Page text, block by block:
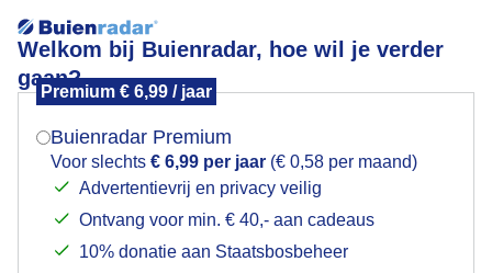
Welkom bij Buienradar, hoe wil je verder
gaan?
Premium € 6,99 / jaar
Buienradar Premium
Voor slechts € 6,99 per jaar (€ 0,58 per maand)
Advertentievrij en privacy veilig
Ontvang voor min. € 40,- aan cadeaus
10% donatie aan Staatsbosbeheer
Een moment geduld aub...
Mogen we je locatie gebruiken voor het
Indien je hier nog geen akkoord op hebt gegeven,
verschijnt er zo een pop-up uit je browser waarin